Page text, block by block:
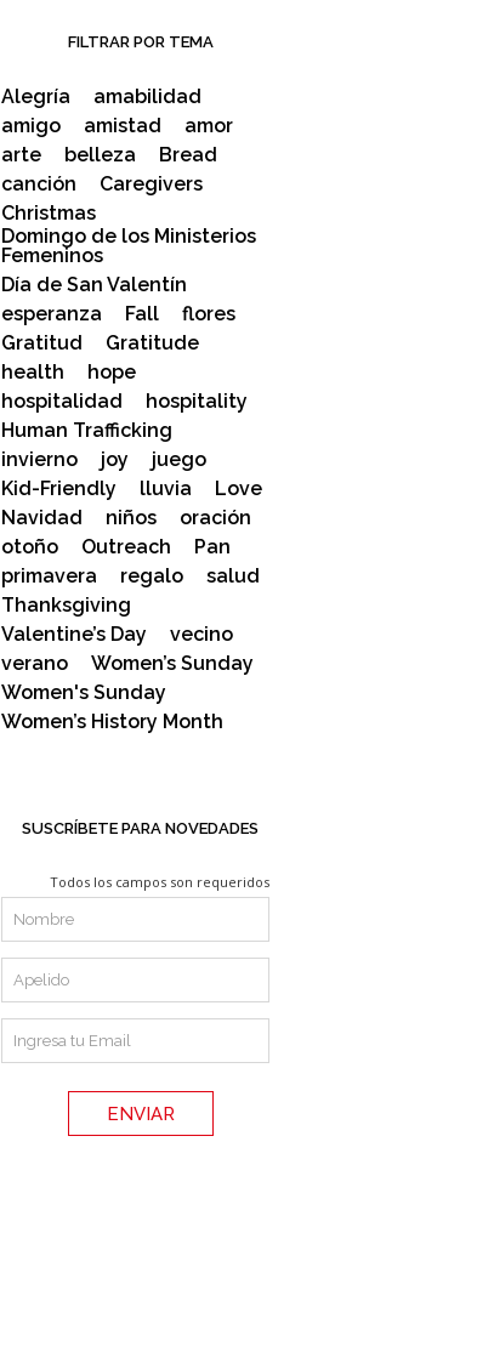
FILTRAR POR TEMA
Alegría
amabilidad
amigo
amistad
amor
arte
belleza
Bread
canción
Caregivers
Christmas
Domingo de los Ministerios
Femeninos
Día de San Valentín
esperanza
Fall
flores
Gratitud
Gratitude
health
hope
hospitalidad
hospitality
Human Trafficking
invierno
joy
juego
Kid-Friendly
lluvia
Love
Navidad
niños
oración
otoño
Outreach
Pan
primavera
regalo
salud
Thanksgiving
Valentine’s Day
vecino
verano
Women’s Sunday
Women's Sunday
Women’s History Month
SUSCRÍBETE PARA NOVEDADES
Todos los campos son requeridos